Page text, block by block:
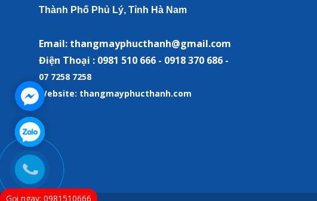
Thành Phố Phủ Lý, Tỉnh Hà Nam
Email: thangmayphucthanh@gmail.com
Điện Thoại : 0981 510 666 - 0918 370 686 -
07 7258 7258
Website: thangmayphucthanh.com
Gọi ngay: 0981510666